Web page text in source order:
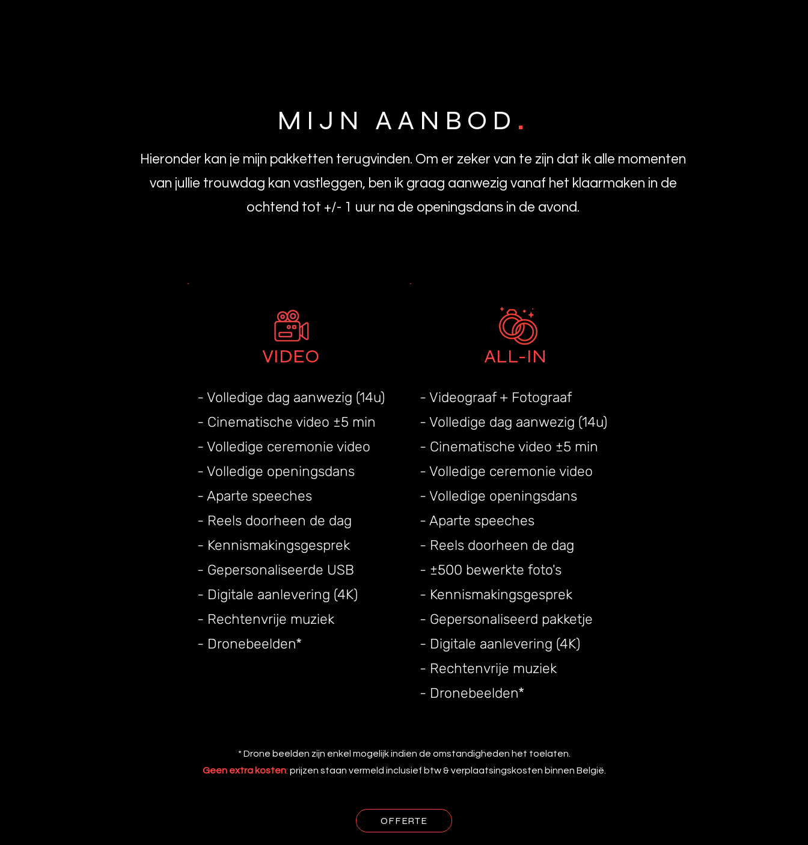
MIJN AANBOD .
Hieronder kan je mijn pakketten terugvinden. Om er zeker van te zijn dat ik alle momenten
van jullie trouwdag kan vastleggen, ben ik graag aanwezig vanaf het klaarmaken in de
ochtend tot +/- 1 uur na de openingsdans in de avond.
VIDEO
- Volledige dag aanwezig (14u)
- Cinematische video ±5 min
- Volledige ceremonie video
- Volledige openingsdans
- Aparte speeches
- Reels doorheen de dag
- Kennismakingsgesprek
- Gepersonaliseerde USB
- Digitale aanlevering (4K)
- Rechtenvrije muziek
- Dronebeelden*
ALL-IN
- Videograaf + Fotograaf
- Volledige dag aanwezig (14u)
- Cinematische video ±5 min
- Volledige ceremonie video
- Volledige openingsdans
- Aparte speeches
- Reels doorheen de dag
- ±500 bewerkte foto's
- Kennismakingsgesprek
- Gepersonaliseerd pakketje
- Digitale aanlevering (4K)
- Rechtenvrije muziek
- Dronebeelden*
* Drone beelden zijn enkel mogelijk indien de omstandigheden het toelaten.
Geen extra kosten: prijzen staan vermeld inclusief btw & verplaatsingskosten binnen België.
OFFERTE